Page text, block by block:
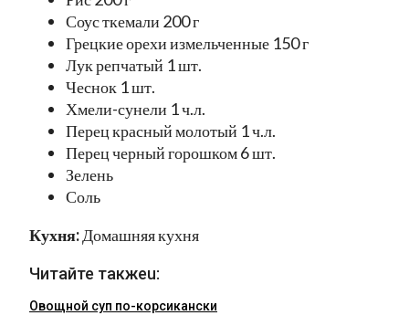
Соус ткемали 200 г
Грецкие орехи измельченные 150 г
Лук репчатый 1 шт.
Чеснок 1 шт.
Хмели-сунели 1 ч.л.
Перец красный молотый 1 ч.л.
Перец черный горошком 6 шт.
Зелень
Соль
Кухня: Домашняя кухня
Читайте такжеu:
Овощной суп по-корсикански